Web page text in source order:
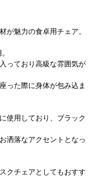
が魅力の食卓用チェア。
っており高級な雰囲気が
った際に身体が包み込ま
使用しており、ブラック
洒落なアクセントとなっ
クチェアとしてもおすす